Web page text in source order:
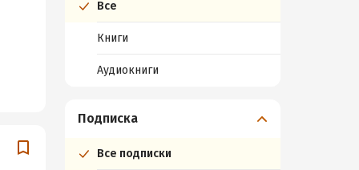
Все
Книги
Аудиокниги
Подписка
Все подписки